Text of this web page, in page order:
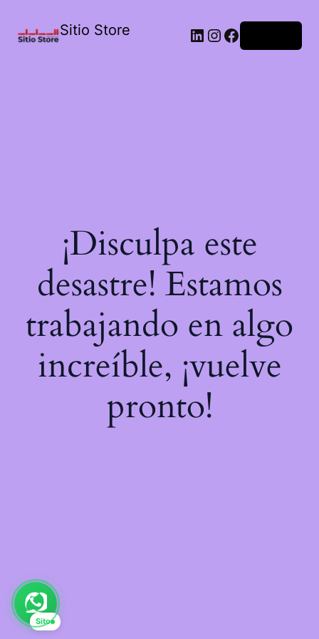
Sitio Store
¡Disculpa este
desastre! Estamos
trabajando en algo
increíble, ¡vuelve
pronto!
Sito